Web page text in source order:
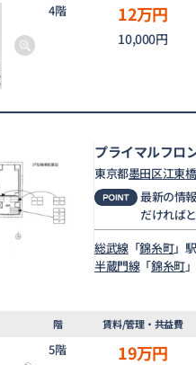
4階 12万円
10,000円
プライマルフロ
東京都墨田区江東橋
最新の情
だければ
総武線「錦糸町」
半蔵門線「錦糸町
階 賃料/管理・共益費
5階 19万円